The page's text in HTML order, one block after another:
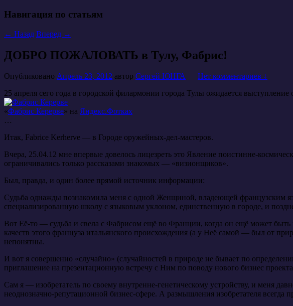
Навигация по статьям
← Назад Вперед →
ДОБРО ПОЖАЛОВАТЬ в Тулу, Фабрис!
Опубликовано Апрель 23, 2012 автор Сергей ЮНГА — Нет комментариев ↓
25 апреля сего года в городской филармонии города Тулы ожидается
«Фабрис Керерве» на Яндекс.Фотках
…
Итак, Fabrice Kerherve — в Городе оружейных-дел-мастеров.
Вчера, 25.04.12 мне впервые довелось лицезреть это Явление поистинне-
ограничивались только рассказами знакомых — «визионщиков».
Был, правда, и один более прямой источник информации:
Судьба однажды познакомила меня с одной Женщиной, владеющей
специализированную школу с языковым уклоном, единственную в городе, и
Вот Её-то — судьба и свела с Фабрисом ещё во Франции, когда он ещё может
качеств этого француза итальянского происхождения (а у Неё самой — был от
непонятны.
И вот я совершенно «случайно» (случайностей в природе не бывает по
приглашение на презентационную встречу с Ним по поводу нового бизнес
Сам я — изобретатель по своему внутренне-генетическому устройству, и меня
неоднозначно-репутационной бизнес-сфере. А размышления изобретателя